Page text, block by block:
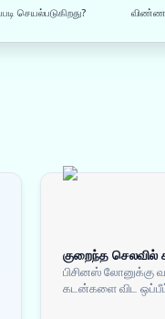
செயல்படுகிறது?
குறைந்த
பிசினஸ் லோனுக்கு
கடன்களை விட